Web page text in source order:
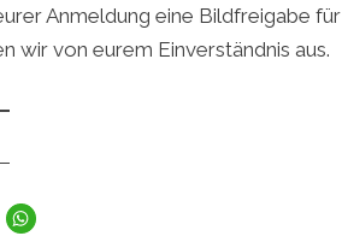
Anmeldung eine Bildfreigabe für
wir von eurem Einverständnis aus.